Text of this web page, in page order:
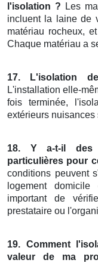
l'isolation ? Les
incluent la laine de
matériau rocheux,
Chaque matériau a
17. L'isolation
L'installation elle-
fois terminée,
extérieurs nuisances
18. Y a-t-il des
particulières pour
conditions peuvent
logement
important de
prestataire ou
19. Comment
valeur de ma